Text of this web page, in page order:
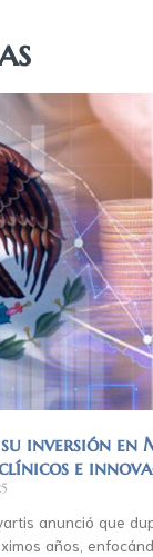
inversión en
e
anunció que
años,